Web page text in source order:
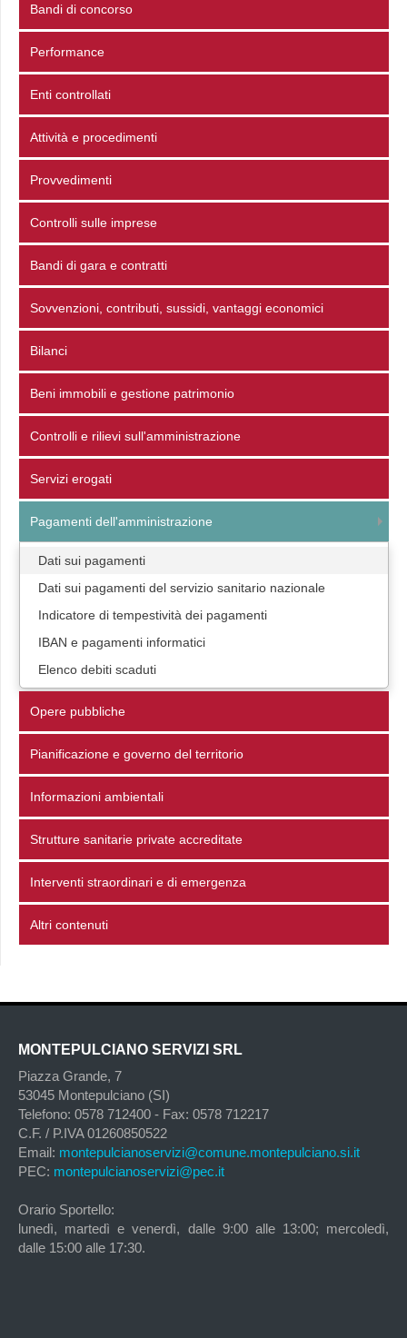
Bandi di concorso
Performance
Enti controllati
Attività e procedimenti
Provvedimenti
Controlli sulle imprese
Bandi di gara e contratti
Sovvenzioni, contributi, sussidi, vantaggi economici
Bilanci
Beni immobili e gestione patrimonio
Controlli e rilievi sull'amministrazione
Servizi erogati
Pagamenti dell'amministrazione
Dati sui pagamenti
Dati sui pagamenti del servizio sanitario nazionale
Indicatore di tempestività dei pagamenti
IBAN e pagamenti informatici
Elenco debiti scaduti
Opere pubbliche
Pianificazione e governo del territorio
Informazioni ambientali
Strutture sanitarie private accreditate
Interventi straordinari e di emergenza
Altri contenuti
MONTEPULCIANO SERVIZI SRL
Piazza Grande, 7
53045 Montepulciano (SI)
Telefono: 0578 712400 - Fax: 0578 712217
C.F. / P.IVA 01260850522
Email: montepulcianoservizi@comune.montepulciano.si.it
PEC: montepulcianoservizi@pec.it
Orario Sportello:
lunedì, martedì e venerdì, dalle 9:00 alle 13:00; mercoledì,
dalle 15:00 alle 17:30.